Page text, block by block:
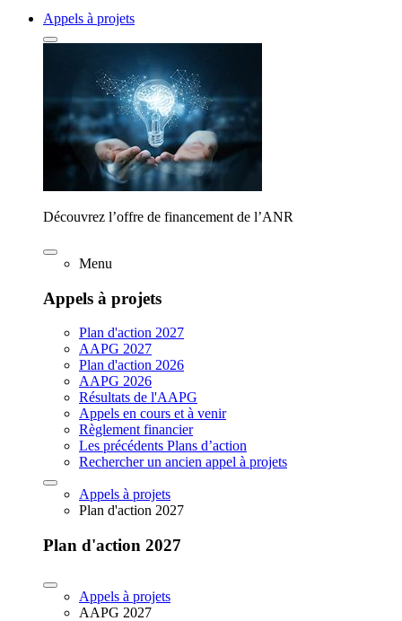
Appels à projets
Découvrez l’offre de financement de l’ANR
Menu
Appels à projets
Plan d'action 2027
AAPG 2027
Plan d'action 2026
AAPG 2026
Résultats de l'AAPG
Appels en cours et à venir
Règlement financier
Les précédents Plans d’action
Rechercher un ancien appel à projets
Appels à projets
Plan d'action 2027
Plan d'action 2027
Appels à projets
AAPG 2027